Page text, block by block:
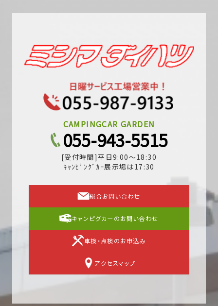
CAMPINGCAR GARDEN
055-943-5515
[受付時間]平日9:00～18:30
ｷｬﾝﾋﾟﾝｸﾞｶｰ展示場は17:30
総合お問い合わせ
キャンピグカーのお問い合わせ
車検・点検のお申込み
アクセスマップ